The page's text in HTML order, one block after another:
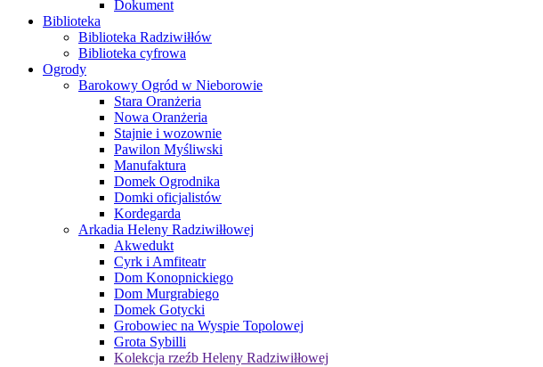
Dokument
Biblioteka
Biblioteka Radziwiłłów
Biblioteka cyfrowa
Ogrody
Barokowy Ogród w Nieborowie
Stara Oranżeria
Nowa Oranżeria
Stajnie i wozownie
Pawilon Myśliwski
Manufaktura
Domek Ogrodnika
Domki oficjalistów
Kordegarda
Arkadia Heleny Radziwiłłowej
Akwedukt
Cyrk i Amfiteatr
Dom Konopnickiego
Dom Murgrabiego
Domek Gotycki
Grobowiec na Wyspie Topolowej
Grota Sybilli
Kolekcja rzeźb Heleny Radziwiłłowej